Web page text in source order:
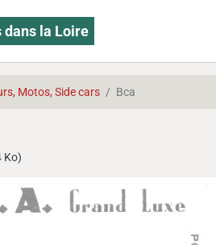
la Loire
Motos, Side cars Bca
Ko)